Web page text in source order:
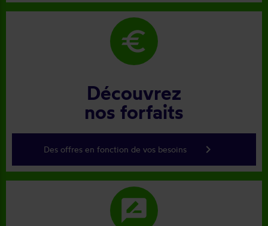
euro
Découvrez
nos forfaits
Des offres en fonction de vos besoins keyboard_arrow_right
rate_review